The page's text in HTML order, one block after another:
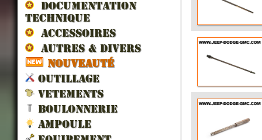
DOCUMENTATION
TECHNIQUE
ACCESSOIRES
AUTRES & DIVERS
NOUVEAUTÉ
OUTILLAGE
VETEMENTS
BOULONNERIE
AMPOULE